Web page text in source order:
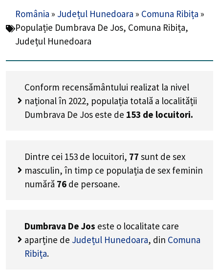
România » Județul Hunedoara » Comuna Ribița »
Populație Dumbrava De Jos, Comuna Ribița,
Județul Hunedoara
Conform recensământului realizat la nivel
național în 2022, populația totală a localității
Dumbrava De Jos este de 153 de locuitori.
Dintre cei 153 de locuitori, 77 sunt de sex
masculin, în timp ce populația de sex feminin
numără 76 de persoane.
Dumbrava De Jos este o localitate care
aparține de Județul Hunedoara, din Comuna
Ribița.